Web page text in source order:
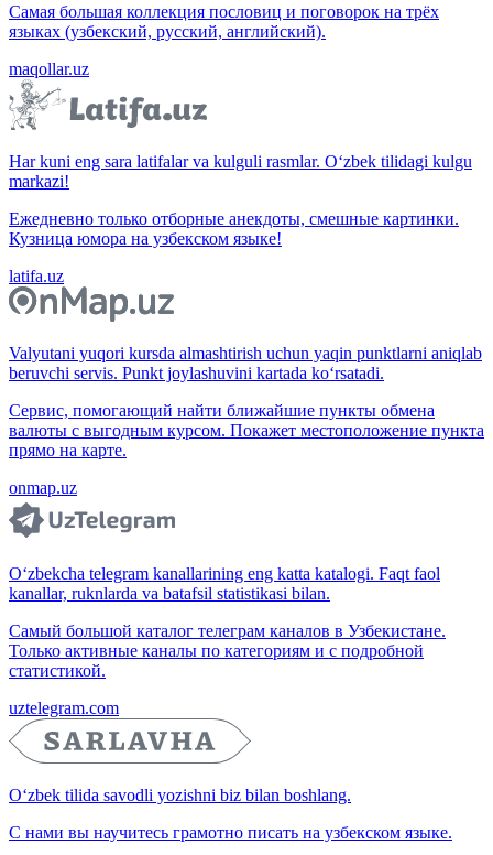
Самая большая коллекция пословиц и поговорок на трёх
языках (узбекский, русский, английский).
maqollar.uz
Har kuni eng sara latifalar va kulguli rasmlar. O‘zbek tilidagi kulgu
markazi!
Ежедневно только отборные анекдоты, смешные картинки.
Кузница юмора на узбекском языке!
latifa.uz
Valyutani yuqori kursda almashtirish uchun yaqin punktlarni aniqlab
beruvchi servis. Punkt joylashuvini kartada ko‘rsatadi.
Сервис, помогающий найти ближайшие пункты обмена
валюты с выгодным курсом. Покажет местоположение пункта
прямо на карте.
onmap.uz
O‘zbekcha telegram kanallarining eng katta katalogi. Faqt faol
kanallar, ruknlarda va batafsil statistikasi bilan.
Самый большой каталог телеграм каналов в Узбекистане.
Только активные каналы по категориям и с подробной
статистикой.
uztelegram.com
O‘zbek tilida savodli yozishni biz bilan boshlang.
С нами вы научитесь грамотно писать на узбекском языке.